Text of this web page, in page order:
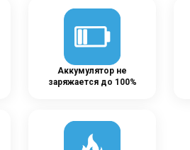
Аккумулятор не
заряжается до 100%